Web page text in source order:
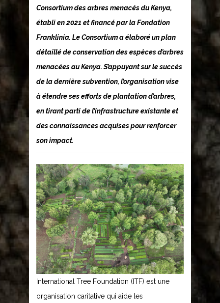
Consortium des arbres menacés du Kenya,
établi en 2021 et financé par la Fondation
Franklinia. Le Consortium a élaboré un plan
détaillé de conservation des espèces d’arbres
menacées au Kenya. S’appuyant sur le succès
de la dernière subvention, l’organisation vise
à étendre ses efforts de plantation d’arbres,
en tirant parti de l’infrastructure existante et
des connaissances acquises pour renforcer
son impact.
International Tree Foundation (ITF) est une
organisation caritative qui aide les